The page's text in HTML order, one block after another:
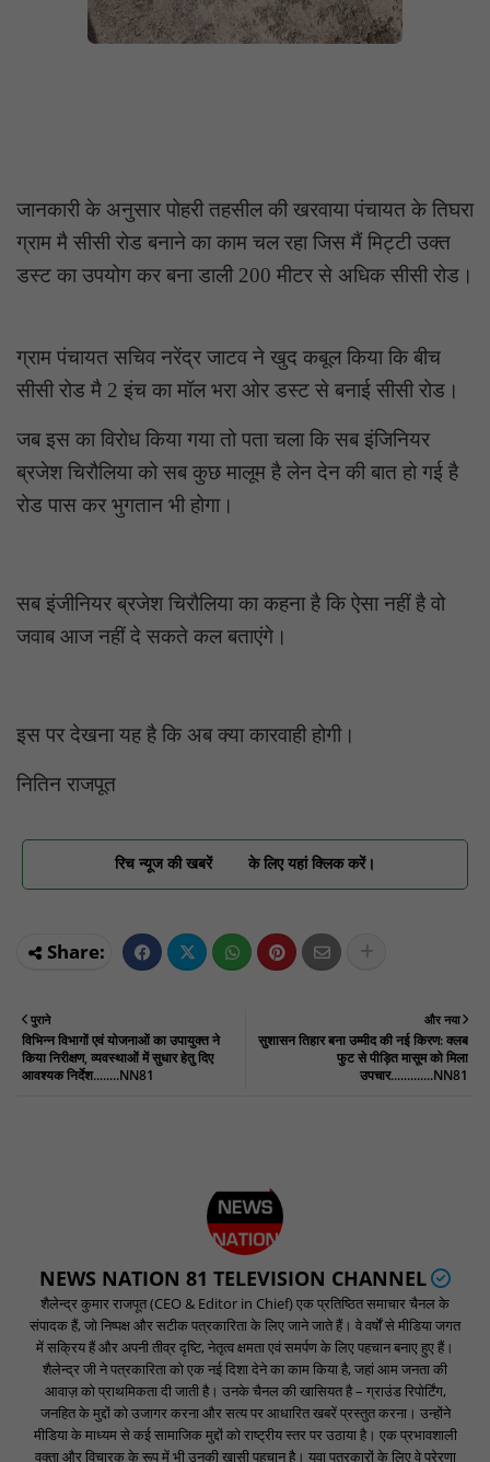
जानकारी के अनुसार पोहरी तहसील की खरवाया पंचायत के तिघरा
ग्राम मै सीसी रोड बनाने का काम चल रहा जिस मैं मिट्टी उक्त
डस्ट का उपयोग कर बना डाली 200 मीटर से अधिक सीसी रोड।
ग्राम पंचायत सचिव नरेंद्र जाटव ने खुद कबूल किया कि बीच
सीसी रोड मै 2 इंच का मॉल भरा ओर डस्ट से बनाई सीसी रोड।
जब इस का विरोध किया गया तो पता चला कि सब इंजिनियर
ब्रजेश चिरौलिया को सब कुछ मालूम है लेन देन की बात हो गई है
रोड पास कर भुगतान भी होगा।
सब इंजीनियर ब्रजेश चिरौलिया का कहना है कि ऐसा नहीं है वो
जवाब आज नहीं दे सकते कल बताएंगे।
इस पर देखना यह है कि अब क्या कारवाही होगी।
नितिन राजपूत
रिच न्यूज की खबरें के लिए यहां क्लिक करें।
और नया
सुशासन तिहार बना उम्मीद की नई किरण: क्लब
फुट से पीड़ित मासूम को मिला
उपचार.............NN81
पुराने
विभिन्न विभागों एवं योजनाओं का उपायुक्त ने
किया निरीक्षण, व्यवस्थाओं में सुधार हेतु दिए
आवश्यक निर्देश........NN81
NEWS NATION 81 TELEVISION CHANNEL
शैलेन्द्र कुमार राजपूत (CEO & Editor in Chief) एक प्रतिष्ठित समाचार चैनल के
संपादक हैं, जो निष्पक्ष और सटीक पत्रकारिता के लिए जाने जाते हैं। वे वर्षों से मीडिया जगत
में सक्रिय हैं और अपनी तीव्र दृष्टि, नेतृत्व क्षमता एवं समर्पण के लिए पहचान बनाए हुए हैं।
शैलेन्द्र जी ने पत्रकारिता को एक नई दिशा देने का काम किया है, जहां आम जनता की
आवाज़ को प्राथमिकता दी जाती है। उनके चैनल की खासियत है – ग्राउंड रिपोर्टिंग,
जनहित के मुद्दों को उजागर करना और सत्य पर आधारित खबरें प्रस्तुत करना। उन्होंने
मीडिया के माध्यम से कई सामाजिक मुद्दों को राष्ट्रीय स्तर पर उठाया है। एक प्रभावशाली
वक्ता और विचारक के रूप में भी उनकी खासी पहचान है। युवा पत्रकारों के लिए वे प्रेरणा